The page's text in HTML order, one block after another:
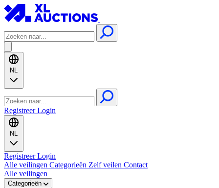
NL
RegistreerLogin
NL
RegistreerLogin
Alle veilingen Categorieën Zelf veilen Contact
Alle veilingen
Categorieën